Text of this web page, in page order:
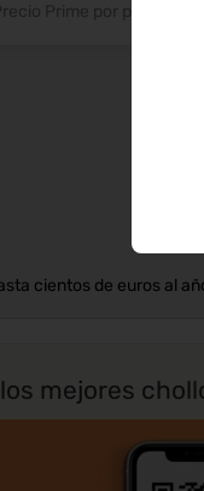
cientos de euros al
mejores